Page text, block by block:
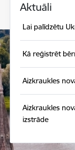
Aktuāli
Lai palīdzētu
Kā reģistrēt
Aizkraukles
Aizkraukles
izstrāde